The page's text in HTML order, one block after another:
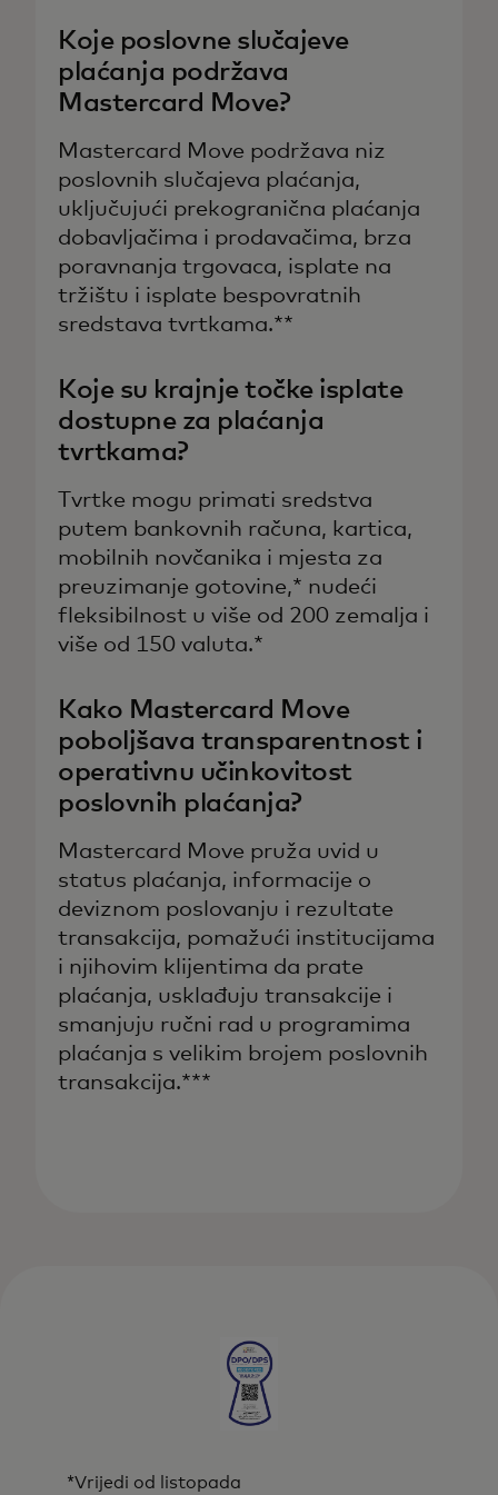
Koje poslovne slučajeve
plaćanja podržava
Mastercard Move?
Mastercard Move podržava niz
poslovnih slučajeva plaćanja,
uključujući prekogranična plaćanja
dobavljačima i prodavačima, brza
poravnanja trgovaca, isplate na
tržištu i isplate bespovratnih
sredstava tvrtkama.**
Koje su krajnje točke isplate
dostupne za plaćanja
tvrtkama?
Tvrtke mogu primati sredstva
putem bankovnih računa, kartica,
mobilnih novčanika i mjesta za
preuzimanje gotovine,* nudeći
fleksibilnost u više od 200 zemalja i
više od 150 valuta.*
Kako Mastercard Move
poboljšava transparentnost i
operativnu učinkovitost
poslovnih plaćanja?
Mastercard Move pruža uvid u
status plaćanja, informacije o
deviznom poslovanju i rezultate
transakcija, pomažući institucijama
i njihovim klijentima da prate
plaćanja, usklađuju transakcije i
smanjuju ručni rad u programima
plaćanja s velikim brojem poslovnih
transakcija.***
*Vrijedi od listopada